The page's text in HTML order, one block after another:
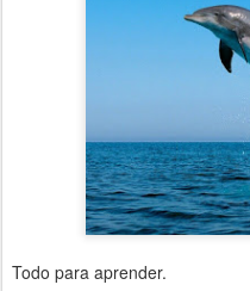
Todo para aprender.